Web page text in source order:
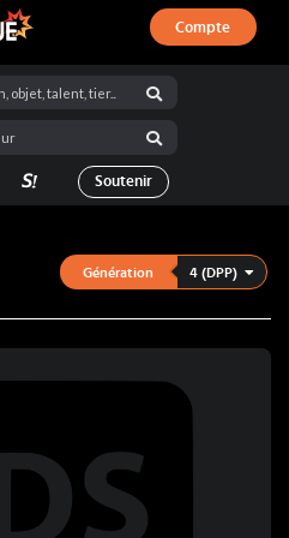
Compte
Discord La Salty Room sur Pokémon
Soutenir
Génération 4 (DPP)